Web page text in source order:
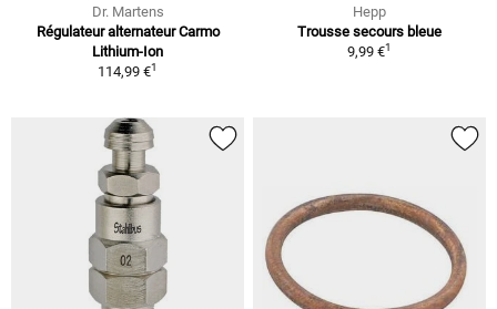
Dr. Martens
Régulateur alternateur Carmo
Lithium-Ion
114,99 €1
Hepp
Trousse secours bleue
9,99 €1